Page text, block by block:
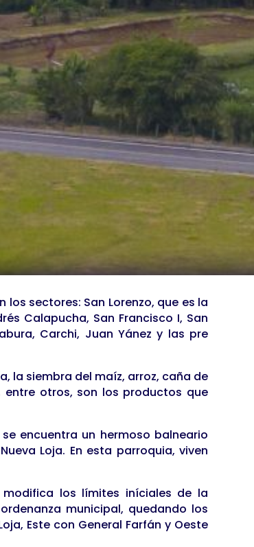
sectores: San Lorenzo, que es la
Calapucha, San Francisco I, San
Carchi, Juan Yánez y las pre
la siembra del maíz, arroz, caña de
otros, son los productos que
encuentra un hermoso balneario
Loja. En esta parroquia, viven
modifica los límites iníciales de la
municipal, quedando los
Este con General Farfán y Oeste